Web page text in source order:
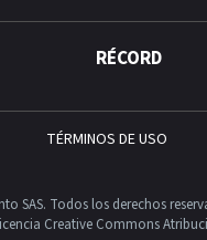
RÉCORD
TÉRMINOS DE USO
SAS. Todos los derechos
Creative Commons